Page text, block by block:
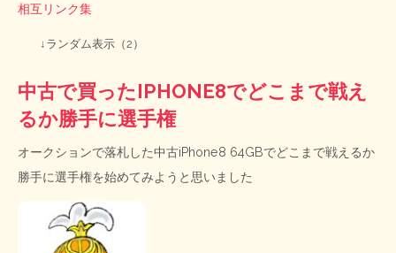
相互リンク集
↓ランダム表示（2）
中古で買ったIPHONE8でどこまで戦え
るか勝手に選手権
オークションで落札した中古iPhone8 64GBでどこまで戦えるか
勝手に選手権を始めてみようと思いました